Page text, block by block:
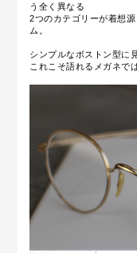
う全く異なる
2つのカテゴリーが着想
ム。
シンプルなボストン型に
これこそ語れるメガネで